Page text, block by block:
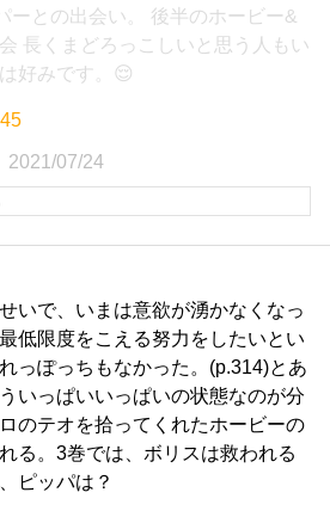
ーとの出会い。 後半のホービー&
長くまどろっこしいと思う人もい
好みです。😌
2021/07/24
いで、いまは意欲が湧かなくなっ
低限度をこえる努力をしたいとい
っぽっちもなかった。(p.314)とあ
いっぱいいっぱいの状態なのが分
のテオを拾ってくれたホービーの
る。3巻では、ボリスは救われる
ピッパは？